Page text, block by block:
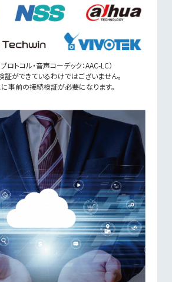
トコル・音声コーデック：AAC-LC）
ができているわけではございません。
事前の接続検証が必要になります。